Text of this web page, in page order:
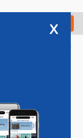
Check in
x